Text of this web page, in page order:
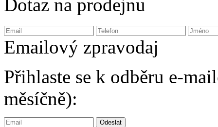
Dotaz na prodejnu
Emailový zpravodaj
Přihlaste se k odběru e-
měsíčně):